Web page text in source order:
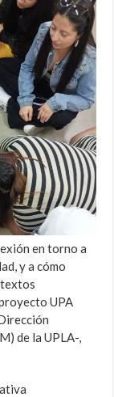
en torno a
y a cómo
UPA
de la UPLA-,